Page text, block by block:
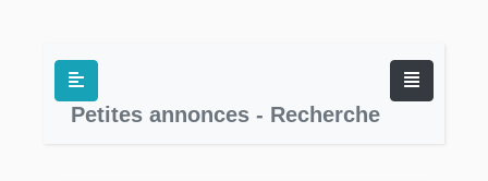
Petites annonces - Recherche